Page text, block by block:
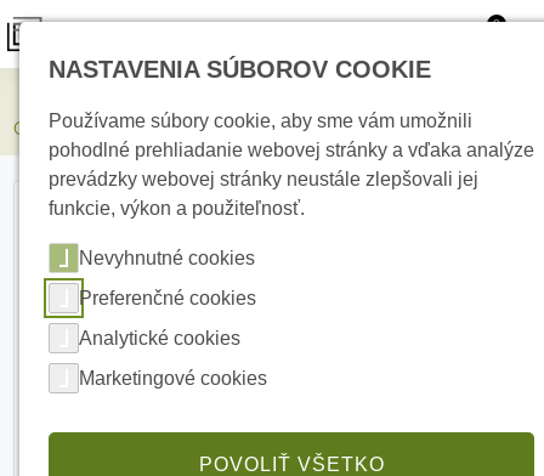
0
Grenton MUL-211-D-01 Analógový vstupno-vystupný modul
NASTAVENIA SÚBOROV COOKIE
Používame súbory cookie, aby sme vám umožnili
pohodlné prehliadanie webovej stránky a vďaka analýze
prevádzky webovej stránky neustále zlepšovali jej
funkcie, výkon a použiteľnosť.
Nevyhnutné cookies
Preferenčné cookies
Analytické cookies
Marketingové cookies
POVOLIŤ VŠETKO